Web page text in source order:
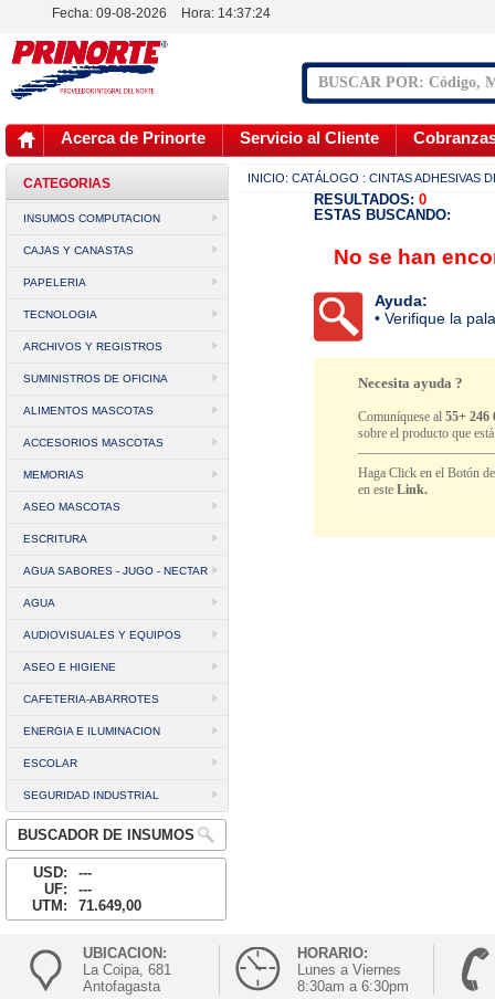
Fecha: 09-08-2026 Hora: 14:37:24
Acerca de Prinorte Servicio al Cliente
CATEGORIAS
INSUMOS COMPUTACION
CAJAS Y CANASTAS
PAPELERIA
TECNOLOGIA
ARCHIVOS Y REGISTROS
SUMINISTROS DE OFICINA
ALIMENTOS MASCOTAS
ACCESORIOS MASCOTAS
MEMORIAS
ASEO MASCOTAS
ESCRITURA
AGUA SABORES - JUGO - NECTAR
AGUA
AUDIOVISUALES Y EQUIPOS
ASEO E HIGIENE
CAFETERIA-ABARROTES
ENERGIA E ILUMINACION
ESCOLAR
SEGURIDAD INDUSTRIAL
BUSCADOR DE INSUMOS
USD:
---
UF:
---
UTM:
71.649,00
INICIO: CATÁLOGO : CINTAS ADHESIVAS
RESULTADOS: 0
ESTAS BUSCANDO:
No se han
Ayuda:
• Verifique la
Necesita ayuda ?
Comuníquese al55+ 246
sobre el producto que
Haga Click en el Botón
en esteLink.
UBICACION:
La Coipa, 681
Antofagasta
HORARIO:
Lunes a Viernes
8:30am a 6:30pm